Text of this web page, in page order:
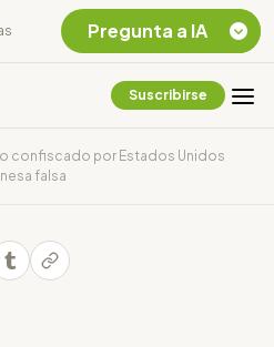
Suscribirse
confiscado por Estados Unidos
falsa
Pregunta a IA
Chevron Ecuador